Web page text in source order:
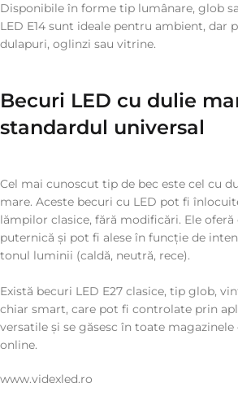
Disponibile în forme tip lumânare, glob
LED E14 sunt ideale pentru ambient, dar
dulapuri, oglinzi sau vitrine.
Becuri LED cu dulie
standardul universal
Cel mai cunoscut tip de bec este cel cu
mare. Aceste becuri cu LED pot fi
lămpilor clasice, fără modificări. Ele oferă
puternică și pot fi alese în funcție de
tonul luminii (caldă, neutră, rece).
Există becuri LED E27 clasice, tip glob,
chiar smart, care pot fi controlate prin
versatile și se găsesc în toate magazinele
online.
www.videxled.ro